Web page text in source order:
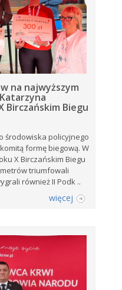
na najwyższym
Birczańskim Biegu
środowiska policyjnego
formę biegową. W
X Birczańskim Biegu
triumfowali
również II Podk ..
więcej